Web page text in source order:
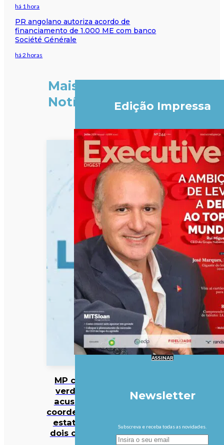
há 1 hora
PR angolano autoriza acordo de
financiamento de 1.000 ME com banco
Société Générale
há 2 horas
Mais
Notícias
MP cabo-
verdiano
acusa ex-
coordenador
estatal de
dois crimes
Edição Impressa
ASSINAR
Newsletter
Subscreva e receba todas as novidades.